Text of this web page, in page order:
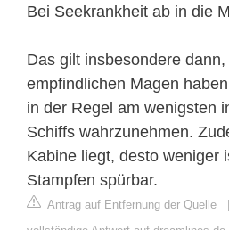
Bei Seekrankheit ab in die
Das gilt insbesondere
empfindlichen Magen
in der Regel am wenigsten
Schiffs wahrzunehmen.
Kabine liegt, desto weniger
Stampfen spürbar.
Antrag auf Entfernung der Quelle